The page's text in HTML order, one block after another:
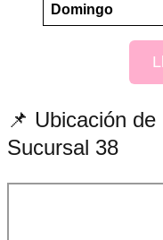
Domingo
📌 Ubicación
Sucursal 38